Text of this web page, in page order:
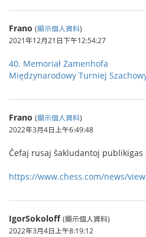
Frano (顯示個人資料)
2021年12月21日下午12:54:27
40. Memoriał Zamenhofa
Międzynarodowy Turniej
Frano (顯示個人資料)
2022年3月4日上午6:49:48
Ĉefaj rusaj ŝakludantoj publikigas
https://www.chess.com/news/
IgorSokoloff (顯示個人資料)
2022年3月4日上午8:19:12